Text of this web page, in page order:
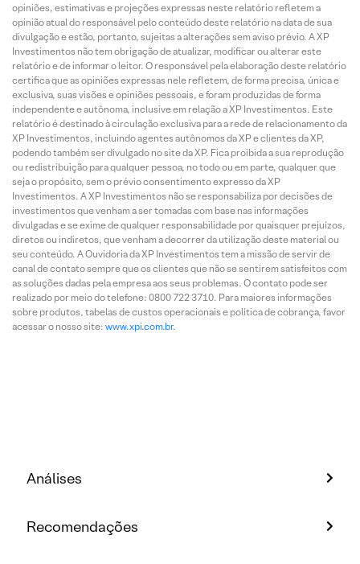
opiniões, estimativas e projeções expressas neste relatório refletem a
opinião atual do responsável pelo conteúdo deste relatório na data de sua
divulgação e estão, portanto, sujeitas a alterações sem aviso prévio. A XP
Investimentos não tem obrigação de atualizar, modificar ou alterar este
relatório e de informar o leitor. O responsável pela elaboração deste relatório
certifica que as opiniões expressas nele refletem, de forma precisa, única e
exclusiva, suas visões e opiniões pessoais, e foram produzidas de forma
independente e autônoma, inclusive em relação a XP Investimentos. Este
relatório é destinado à circulação exclusiva para a rede de relacionamento da
XP Investimentos, incluindo agentes autônomos da XP e clientes da XP,
podendo também ser divulgado no site da XP. Fica proibida a sua reprodução
ou redistribuição para qualquer pessoa, no todo ou em parte, qualquer que
seja o propósito, sem o prévio consentimento expresso da XP
Investimentos. A XP Investimentos não se responsabiliza por decisões de
investimentos que venham a ser tomadas com base nas informações
divulgadas e se exime de qualquer responsabilidade por quaisquer prejuízos,
diretos ou indiretos, que venham a decorrer da utilização deste material ou
seu conteúdo. A Ouvidoria da XP Investimentos tem a missão de servir de
canal de contato sempre que os clientes que não se sentirem satisfeitos com
as soluções dadas pela empresa aos seus problemas. O contato pode ser
realizado por meio do telefone: 0800 722 3710. Para maiores informações
sobre produtos, tabelas de custos operacionais e política de cobrança, favor
acessar o nosso site: www.xpi.com.br.
Análises
Recomendações